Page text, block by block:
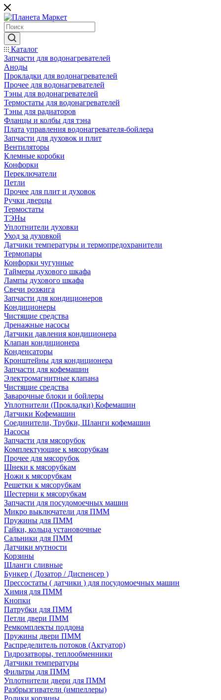
Каталог
Запчасти для водонагревателей
Аноды
Прокладки для водонагревателей
Прочее для водонагревателей
Тэны для водонагревателей
Термостаты для водонагревателей
Тэны для радиаторов
Фланцы и колбы для тэна
Плата управления водонагревателя-бойлера
Запчасти для духовок и плит
Вентиляторы
Клемные коробки
Конфорки
Переключатели
Петли
Прочее для плит и духовок
Ручки дверцы
Термостаты
ТЭНы
Уплотнители духовки
Уход за духовкой
Датчики температуры и термопредохранители
Термопары
Конфорки чугунные
Таймеры духового шкафа
Лампы духового шкафа
Свечи розжига
Запчасти для кондиционеров
Кондиционеры
Чистящие средства
Дренажные насосы
Датчики давления кондиционера
Клапан кондиционера
Конденсаторы
Кронштейны для кондиционера
Запчасти для кофемашин
Электромагнитные клапана
Чистящие средства
Заварочные блоки и бойлеры
Уплотнители (Прокладки) Кофемашин
Датчики Кофемашин
Соединители, Трубки, Шланги кофемашин
Насосы
Запчасти для мясорубок
Комплектующие к мясорубкам
Прочее для мясорубок
Шнеки к мясорубкам
Ножи к мясорубкам
Решетки к мясорубкам
Шестерни к мясорубкам
Запчасти для посудомоечных машин
Микро выключатели для ПММ
Пружины для ПММ
Гайки, кольца установочные
Сальники для ПММ
Датчики мутности
Корзины
Шланги сливные
Бункер ( Дозатор / Диспенсер )
Прессостаты ( датчики ) для посудомоечных машин
Химия для ПММ
Кнопки
Патрубки для ПММ
Петли двери ПММ
Ремкомплекты поддона
Пружины двери ПММ
Распределитель потоков (Актуатор)
Гидрозатворы, теплообменники
Датчики температуры
Фильтры для ПММ
Уплотнители двери для ПММ
Разбрызгиватели (импеллеры)
Ролики корзины